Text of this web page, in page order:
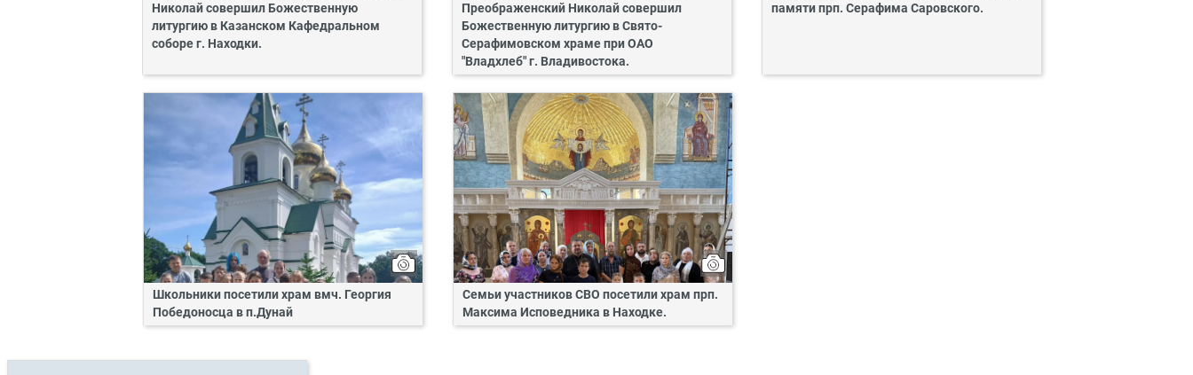
Николай совершил Божественную
литургию в Казанском Кафедральном
соборе г. Находки.
Преображенский Николай совершил
Божественную литургию в Свято-
Серафимовском храме при ОАО
"Владхлеб" г. Владивостока.
памяти прп. Серафима Саровского.
Школьники посетили храм вмч. Георгия
Победоносца в п.Дунай
Семьи участников СВО посетили храм прп.
Максима Исповедника в Находке.